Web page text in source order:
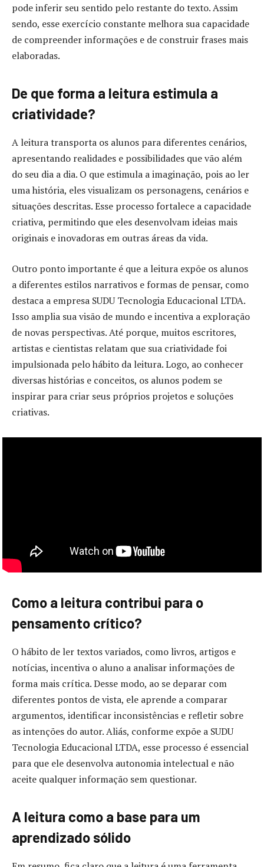
pode inferir seu sentido pelo restante do texto. Assim
sendo, esse exercício constante melhora sua capacidade
de compreender informações e de construir frases mais
elaboradas.
De que forma a leitura estimula a
criatividade?
A leitura transporta os alunos para diferentes cenários,
apresentando realidades e possibilidades que vão além
do seu dia a dia. O que estimula a imaginação, pois ao ler
uma história, eles visualizam os personagens, cenários e
situações descritas. Esse processo fortalece a capacidade
criativa, permitindo que eles desenvolvam ideias mais
originais e inovadoras em outras áreas da vida.
Outro ponto importante é que a leitura expõe os alunos
a diferentes estilos narrativos e formas de pensar, como
destaca a empresa SUDU Tecnologia Educacional LTDA.
Isso amplia sua visão de mundo e incentiva a exploração
de novas perspectivas. Até porque, muitos escritores,
artistas e cientistas relatam que sua criatividade foi
impulsionada pelo hábito da leitura. Logo, ao conhecer
diversas histórias e conceitos, os alunos podem se
inspirar para criar seus próprios projetos e soluções
criativas.
Como a leitura contribui para o
pensamento crítico?
O hábito de ler textos variados, como livros, artigos e
notícias, incentiva o aluno a analisar informações de
forma mais crítica. Desse modo, ao se deparar com
diferentes pontos de vista, ele aprende a comparar
argumentos, identificar inconsistências e refletir sobre
as intenções do autor. Aliás, conforme expõe a SUDU
Tecnologia Educacional LTDA, esse processo é essencial
para que ele desenvolva autonomia intelectual e não
aceite qualquer informação sem questionar.
A leitura como a base para um
aprendizado sólido